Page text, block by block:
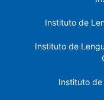
Instituto de
Instituto de
Instituto de